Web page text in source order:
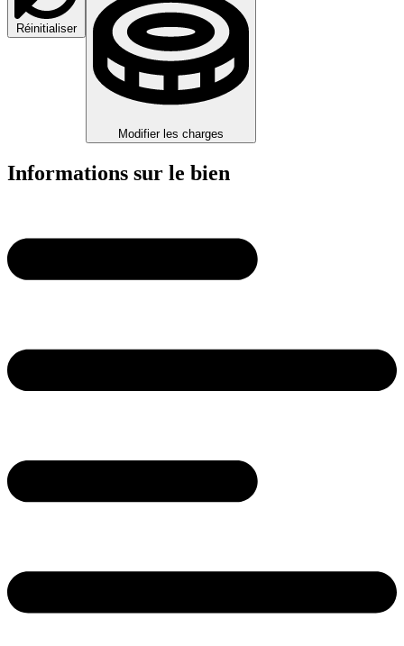
Réinitialiser
Modifier les charges
Informations sur le bien